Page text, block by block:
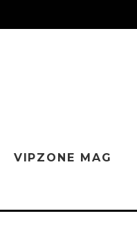
VIPZONE MAG